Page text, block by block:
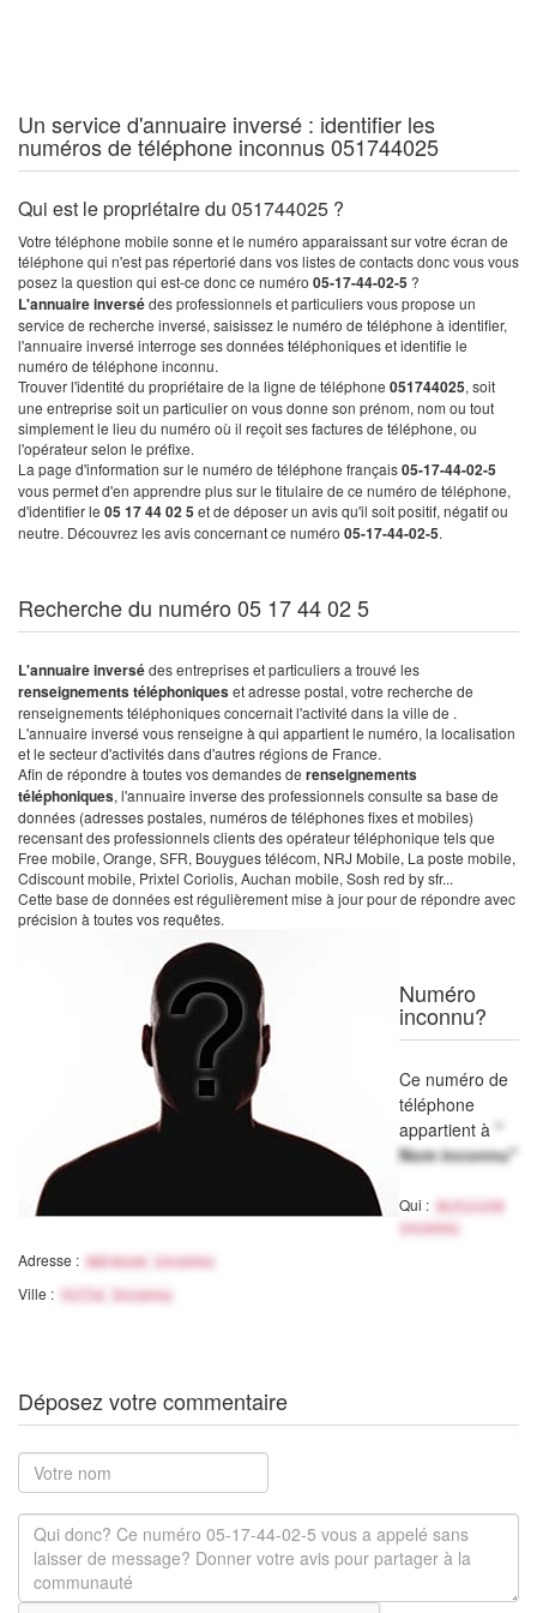
Un service d'annuaire inversé : identifier les
numéros de téléphone inconnus 051744025
Qui est le propriétaire du 051744025 ?
Votre téléphone mobile sonne et le numéro apparaissant sur votre écran de
téléphone qui n'est pas répertorié dans vos listes de contacts donc vous vous
posez la question qui est-ce donc ce numéro 05-17-44-02-5 ?
L'annuaire inversédes professionnels et particuliers vous propose un
service de recherche inversé, saisissez le numéro de téléphone à identifier,
l'annuaire inversé interroge ses données téléphoniques et identifie le
numéro de téléphone inconnu.
Trouver l'identité du propriétaire de la ligne de téléphone 051744025, soit
une entreprise soit un particulier on vous donne son prénom, nom ou tout
simplement le lieu du numéro où il reçoit ses factures de téléphone, ou
l'opérateur selon le préfixe.
La page d'information sur le numéro de téléphone français05-17-44-02-5
vous permet d'en apprendre plus sur le titulaire de ce numéro de téléphone,
d'identifier le 05 17 44 02 5et de déposer un avis qu'il soit positif, négatif ou
neutre. Découvrez les avis concernant ce numéro 05-17-44-02-5.
Recherche du numéro 05 17 44 02 5
L'annuaire inversédes entreprises et particuliers a trouvé les
renseignements téléphoniqueset adresse postal, votre recherche de
renseignements téléphoniques concernait l'activité dans la ville de .
L'annuaire inversé vous renseigne à qui appartient le numéro, la localisation
et le secteur d'activités dans d'autres régions de France.
Afin de répondre à toutes vos demandes de renseignements
téléphoniques, l'annuaire inverse des professionnels consulte sa base de
données (adresses postales, numéros de téléphones fixes et mobiles)
recensant des professionnels clients des opérateur téléphonique tels que
Free mobile, Orange, SFR, Bouygues télécom, NRJ Mobile, La poste mobile,
Cdiscount mobile, Prixtel Coriolis, Auchan mobile, Sosh red by sfr...
Cette base de données est régulièrement mise à jour pour de répondre avec
précision à toutes vos requêtes.
Numéro
inconnu?
Ce numéro de
téléphone
appartient à "
Nom inconnu"
Qui :
Activité
inconnu
Adresse : Adresse inconnu
Ville : Ville Inconnu
Déposez votre commentaire